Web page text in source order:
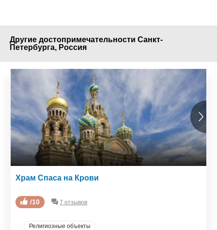
Другие достопримечательности Санкт-
Петербурга, Россия
Храм Спаса на Крови
/10 7 отзывов
Религиозные объекты